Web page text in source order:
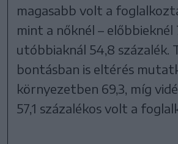
magasabb volt a
mint a nőknél – előbbieknél
utóbbiaknál 54,8 százalék.
bontásban is eltérés
környezetben 69,3, míg
57,1 százalékos volt a